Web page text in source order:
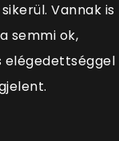
Vannak is
semmi ok,
elégedettséggel